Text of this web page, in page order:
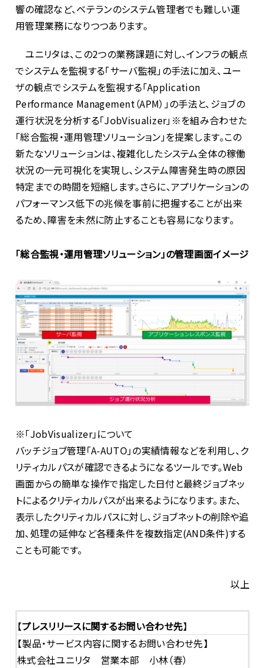
響の確認など、ベテランのシステム管理者でも難しい運
用管理業務になりつつあります。
ユニリタは、この2つの業務課題に対し、インフラの観点
でシステムを監視する「サーバ監視」の手法に加え、ユー
ザの観点でシステムを監視する「Application
Performance Management（APM）」の手法と、ジョブの
運行状況を分析する「JobVisualizer」※を組み合わせた
「総合監視・運用管理ソリューション」を提案します。この
新たなソリューションは、複雑化したシステム全体の稼働
状況の一元可視化を実現し、システム障害発生時の原因
特定までの時間を短縮します。さらに、アプリケーションの
パフォーマンス低下の兆候を事前に把握することが出来
るため、障害を未然に防止することも容易になります。
「総合監視・運用管理ソリューション」の管理画面イメージ
※「JobVisualizer」について
バッチジョブ管理「A-AUTO」の実績情報などを利用し、ク
リティカルパスが確認できるようになるツールです。Web
画面からの簡単な操作で指定した日付と最終ジョブネッ
トによるクリティカルパスが出来るようになります。また、
表示したクリティカルパスに対し、ジョブネットの削除や追
加、処理の延伸など各種条件を複数指定(AND条件)する
ことも可能です。
以上
【プレスリリースに関するお問い合わせ先】
【製品・サービス内容に関するお問い合わせ先】
株式会社ユニリタ 営業本部 小林（春）